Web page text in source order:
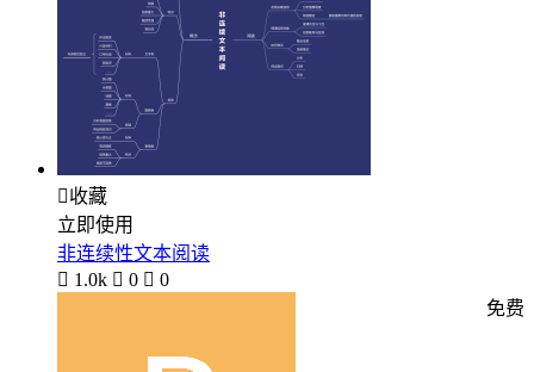
收藏
立即使用
非连续性文本阅读
 1.0k  0  0
免费